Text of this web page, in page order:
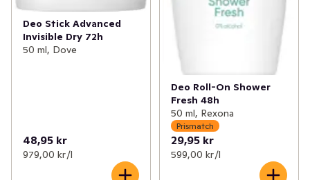
Deo Stick Advanced
Invisible Dry 72h
50 ml, Dove
48,95 kr
979,00 kr /l
Deo Roll-On Shower
Fresh 48h
50 ml, Rexona
Prismatch
29,95 kr
599,00 kr /l